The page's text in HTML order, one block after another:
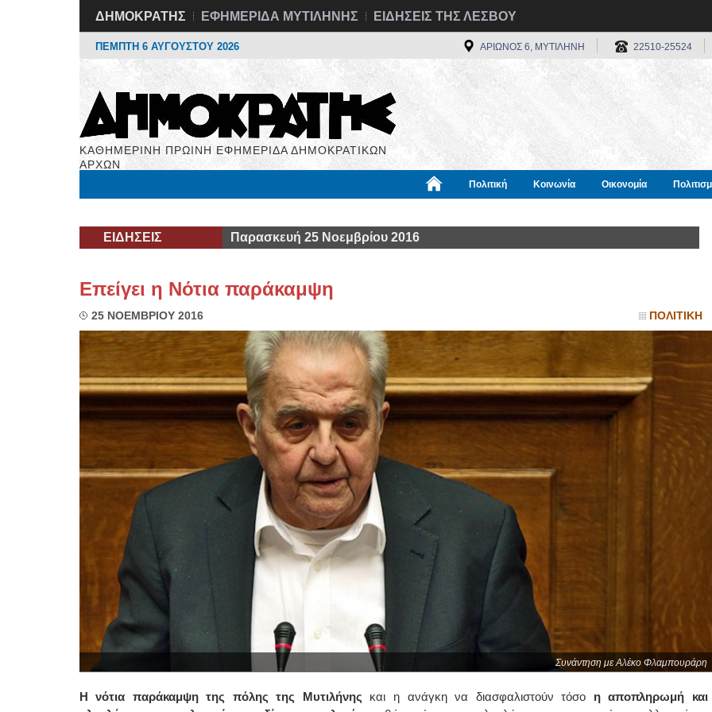
ΔΗΜΟΚΡΑΤΗΣ ΕΦΗΜΕΡΙΔΑ ΜΥΤΙΛΗΝΗΣ ΕΙΔΗΣΕΙΣ ΤΗΣ ΛΕΣΒΟΥ
ΠΕΜΠΤΗ 6 ΑΥΓΟΥΣΤΟΥ 2026 ΑΡΙΩΝΟΣ 6, ΜΥΤΙΛΗΝΗ 22510-25524
ΚΑΘΗΜΕΡΙΝΗ ΠΡΩΙΝΗ ΕΦΗΜΕΡΙΔΑ ΔΗΜΟΚΡΑΤΙΚΩΝ
ΑΡΧΩΝ
Πολιτική Κοινωνία Οικονομία
ΕΙΔΗΣΕΙΣ Παρασκευή 25 Νοεμβρίου 2016
Επείγει η Νότια παράκαμψη
25 ΝΟΕΜΒΡΙΟΥ 2016 ΠΟΛΙΤΙΚΗ
Συνάντηση με Αλέκο Φλαμπουράρη
Η νότια παράκαμψη της πόλης της Μυτιλήνης και η ανάγκη να διασφαλιστούν τόσο η αποπληρωμή